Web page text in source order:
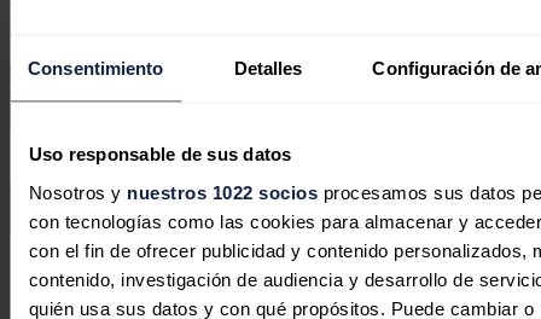
Consentimiento Detalles Configuración de
Uso responsable de sus datos
Nosotros y nuestros 1022 sociosprocesamos sus datos
con tecnologías como las cookies para almacenar y
con el fin de ofrecer publicidad y contenido personalizados,
contenido, investigación de audiencia y desarrollo de
quién usa sus datos y con qué propósitos. Puede cambiar
Este sitio web está protegido por reCAPTCHA y la
y
Enviar comentario
Síguenos en redes sociales